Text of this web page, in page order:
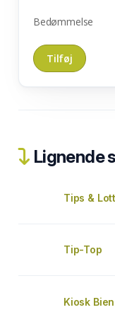
Bedømmelse
Lignende
Tips &
Tip-Top
Kiosk Bien